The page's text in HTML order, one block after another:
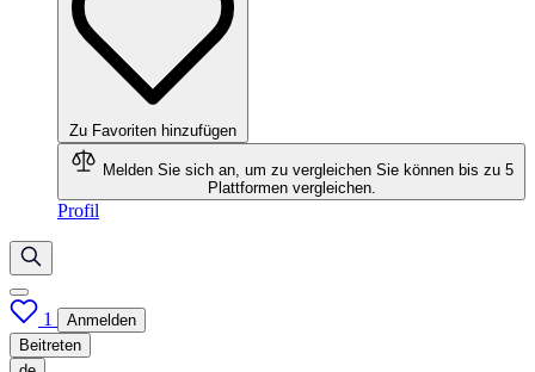
Zu Favoriten hinzufügen
Melden Sie sich an, um zu vergleichen Sie können bis zu 5
Plattformen vergleichen.
Profil
1
Anmelden
Beitreten